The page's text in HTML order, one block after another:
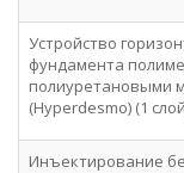
Устройство
фундамента
полиуретановыми
(Hyperdesmo) (1
Инъектирование